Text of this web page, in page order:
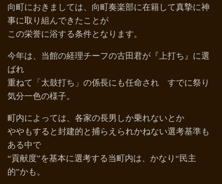
向町におきましては、向町奏楽部に在籍して真摯に神
事に取り組んできたことが
この栄誉に浴する条件となります。
今年は、当館の経理チーフの古田君が『上打ち』に選
ばれ
重ねて「太鼓打ち」の係長にも任命され すでに祭り
気分一色の様子。
町内によっては、各家の長男しか乗れないとか
ややもすると封建的と捕らえられかねない選考基準も
ある中で
“貢献度”を基本に選考する当町内は、かなり“民主
的”かも。